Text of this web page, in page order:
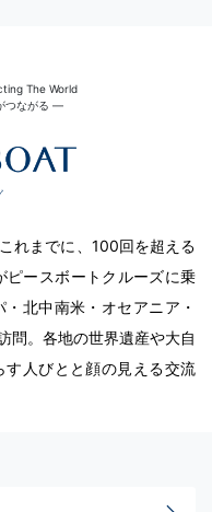
The World
つながる ―
れまでに、100回を超える
ピースボートクルーズに乗
北中南米・オセアニア・
問。各地の世界遺産や大自
人びとと顔の見える交流